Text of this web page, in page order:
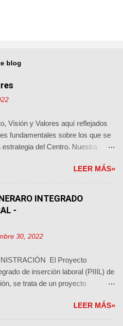
blog
Visión y Valores aquí reflejados
fundamentales sobre los que se
estrategia del Centro. Nuestra
LIDER como centro de formación
todos sus grupos de interés,
en esta línea.
Trabajamos para que otras
a las necesidades cambiantes de
entender y luego siendo
con calidad y
en la gestión, socialmente
La s personas del
LEER MÁS»
INTEGRADO
-
30, 2022
El Proyecto
de inserción laboral (PIIIL) de
se trata de un proyecto
un plan formativo accesible a
LEER MÁS»